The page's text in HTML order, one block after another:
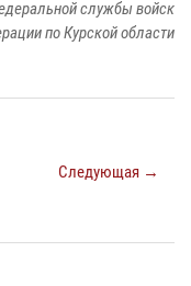
службы войск
по Курской области
Следующая →